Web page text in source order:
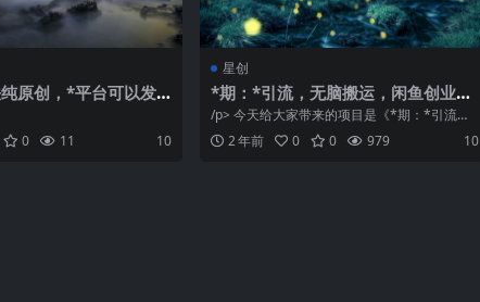
原创，*平台可以发
0 11 10
星创
*期：*引流，无脑搬运，闲鱼创业粉
引流一天200+，更新闲鱼防封号优化
教学，每天多300+收益
/p> 今天给大家带来的项目是《*期：*引流，
无脑搬运闲鱼创业分引流一天200 ...
2 年前 0 0 979 10